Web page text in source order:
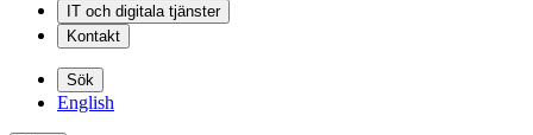
IT och digitala tjänster
Kontakt
Sök
English